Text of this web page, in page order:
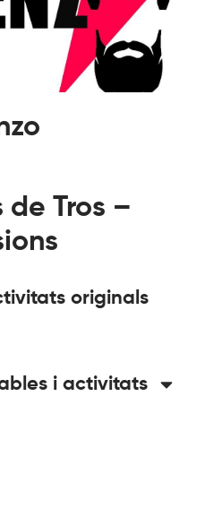
Tros –
originals
i activitats